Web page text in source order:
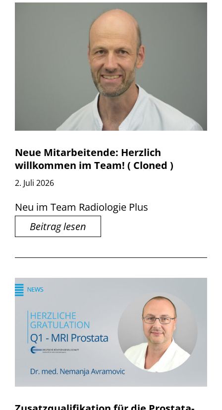
Neue Mitarbeitende: Herzlich
willkommen im Team! ( Cloned )
2. Juli 2026
Neu im Team Radiologie Plus
Beitrag lesen